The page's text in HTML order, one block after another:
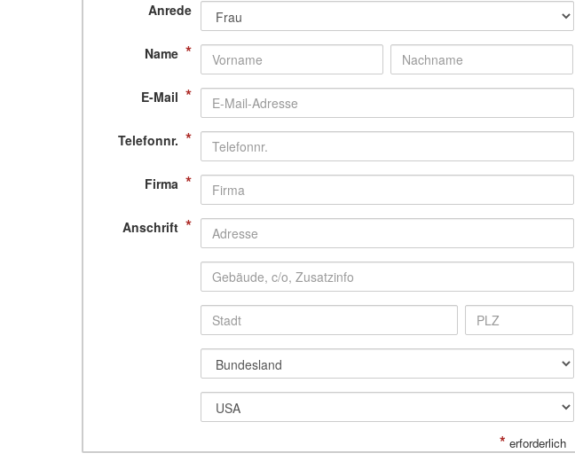
Anrede
Name *
E-Mail *
Telefonnr. *
Firma *
Anschrift *
* erforderlich